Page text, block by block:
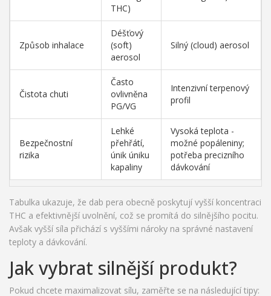
THC)
Způsob inhalace
Déšťový
(soft)
aerosol
Silný (cloud) aerosol
Čistota chuti
Často
ovlivněna
PG/VG
Intenzivní terpenový
profil
Bezpečnostní
rizika
Lehké
přehřátí,
únik úniku
kapaliny
Vysoká teplota -
možné popáleniny;
potřeba precizního
dávkování
Tabulka ukazuje, že dab pera obecně poskytují vyšší koncentraci
THC a efektivnější uvolnění, což se promítá do silnějšího pocitu.
Avšak vyšší síla přichází s vyššími nároky na správné nastavení
teploty a dávkování.
Jak vybrat silnější produkt?
Pokud chcete maximalizovat sílu, zaměřte se na následující tipy: